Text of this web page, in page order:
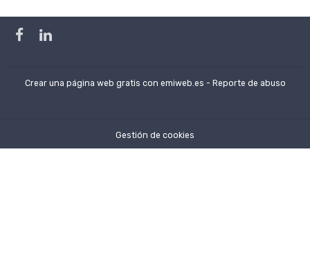
Crear una página web gratis con emiweb.es - Reporte de abuso
Gestión de cookies